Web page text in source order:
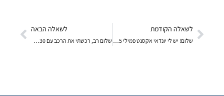
לשאלה הקודמת לשאלה הבאה